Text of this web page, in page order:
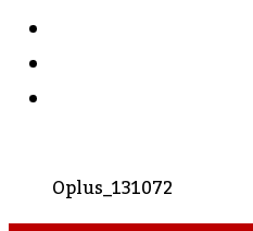
Oplus_131072